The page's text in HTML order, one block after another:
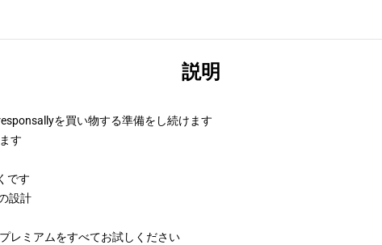
説明
を買い物する準備をし続けます
す
です
設計
レミアムをすべてお試しください